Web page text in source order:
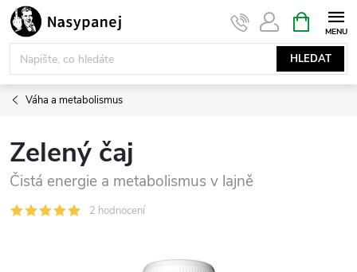
Přejít
na
obsah
HLEDAT
NÁKUPNÍ
KOŠÍK
Váha a metabolismus
Zelený čaj
Čistá energie a metabolismus v lajně
2 hodnocení